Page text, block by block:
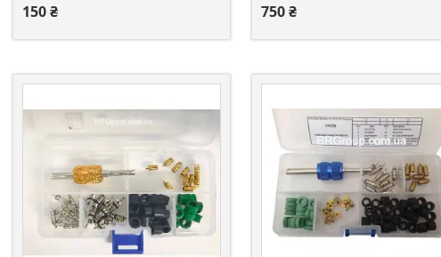
150 ₴ 750 ₴